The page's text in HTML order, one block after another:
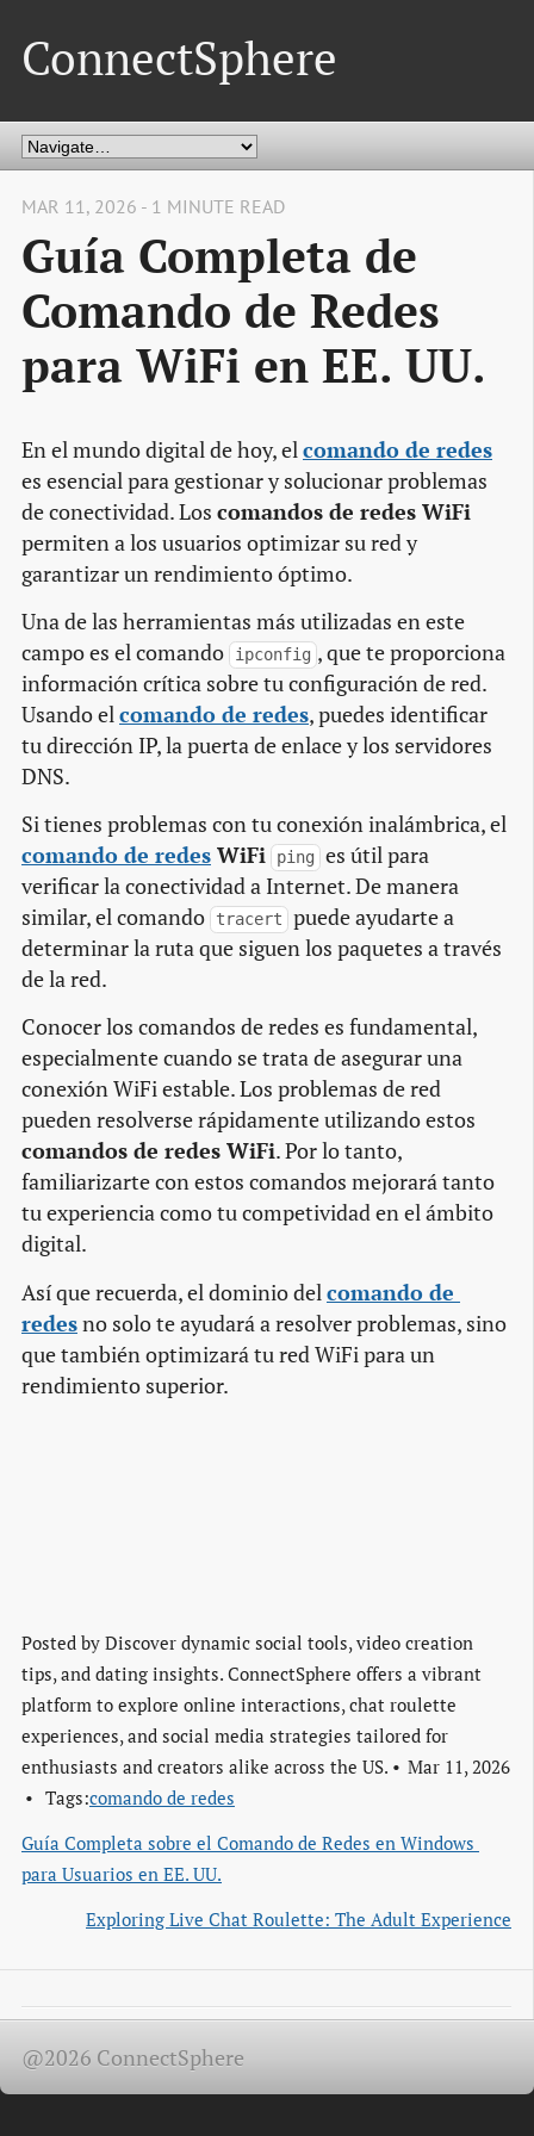
ConnectSphere
MAR 11, 2026 - 1 MINUTE READ
Guía Completa de
Comando de Redes
para WiFi en EE. UU.
En el mundo digital de hoy, elcomando de redes
es esencial para gestionar y solucionar problemas
de conectividad. Los comandos de redes WiFi
permiten a los usuarios optimizar su red y
garantizar un rendimiento óptimo.
Una de las herramientas más utilizadas en este
campo es el comando
ipconfig , que te proporciona
información crítica sobre tu configuración de red.
Usando elcomando de redes, puedes identificar
tu dirección IP, la puerta de enlace y los servidores
DNS.
Si tienes problemas con tu conexión inalámbrica, el
comando de redes WiFi ping
es útil para
verificar la conectividad a Internet. De manera
similar, el comando
tracert
puede ayudarte a
determinar la ruta que siguen los paquetes a través
de la red.
Conocer los comandos de redes es fundamental,
especialmente cuando se trata de asegurar una
conexión WiFi estable. Los problemas de red
pueden resolverse rápidamente utilizando estos
comandos de redes WiFi. Por lo tanto,
familiarizarte con estos comandos mejorará tanto
tu experiencia como tu competividad en el ámbito
digital.
Así que recuerda, el dominio del comando de
redesno solo te ayudará a resolver problemas, sino
que también optimizará tu red WiFi para un
rendimiento superior.
Posted by Discover dynamic social tools, video creation
tips, and dating insights. ConnectSphere offers a vibrant
platform to explore online interactions, chat roulette
experiences, and social media strategies tailored for
enthusiasts and creators alike across the US.
Mar 11, 2026
Tags:comando de redes
Guía Completa sobre el Comando de Redes en Windows
para Usuarios en EE. UU.
Exploring Live Chat Roulette: The Adult Experience
@2026 ConnectSphere